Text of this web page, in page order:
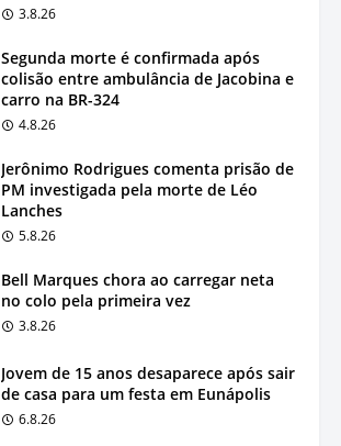
3.8.26
Segunda morte é confirmada após
colisão entre ambulância de Jacobina e
carro na BR-324
4.8.26
Jerônimo Rodrigues comenta prisão de
PM investigada pela morte de Léo
Lanches
5.8.26
Bell Marques chora ao carregar neta
no colo pela primeira vez
3.8.26
Jovem de 15 anos desaparece após sair
de casa para um festa em Eunápolis
6.8.26